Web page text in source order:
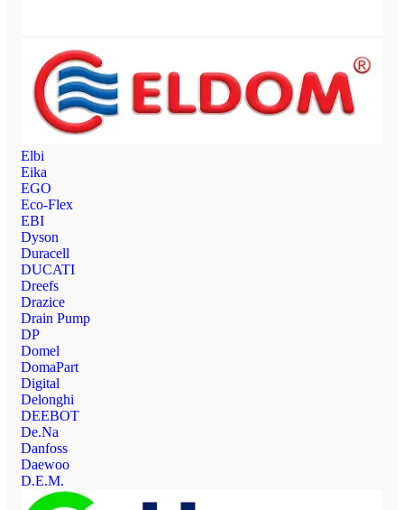
Elbi
Eika
EGO
Eco-Flex
EBI
Dyson
Duracell
DUCATI
Dreefs
Drazice
Drain Pump
DP
Domel
DomaPart
Digital
Delonghi
DEEBOT
De.Na
Danfoss
Daewoo
D.E.M.